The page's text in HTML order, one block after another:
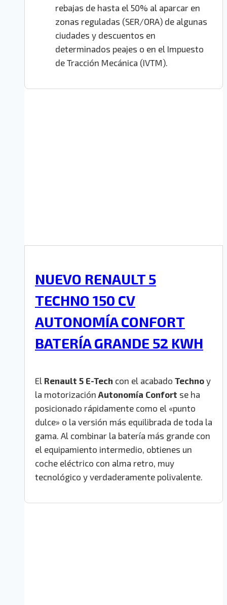
rebajas de hasta el 50% al aparcar en
zonas reguladas (SER/ORA) de algunas
ciudades y descuentos en
determinados peajes o en el Impuesto
de Tracción Mecánica (IVTM).
NUEVO RENAULT 5
TECHNO 150 CV
AUTONOMÍA CONFORT
BATERÍA GRANDE 52 KWH
El Renault 5 E-Tech con el acabado Techno y
la motorización Autonomía Confort se ha
posicionado rápidamente como el «punto
dulce» o la versión más equilibrada de toda la
gama. Al combinar la batería más grande con
el equipamiento intermedio, obtienes un
coche eléctrico con alma retro, muy
tecnológico y verdaderamente polivalente.